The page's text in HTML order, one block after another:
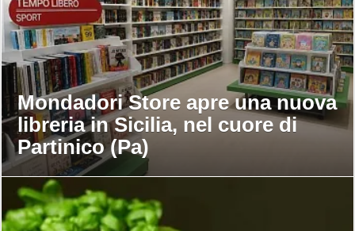
Mondadori Store apre una nuova
libreria in Sicilia, nel cuore di
Partinico (Pa)